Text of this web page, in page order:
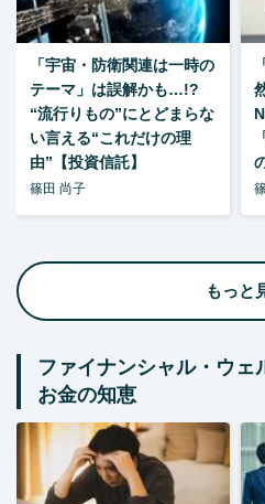
「宇宙・防衛関連は一時の
テーマ」は誤解かも…!?
“流行りもの”にとどまらな
い言える“これだけの理
由”【投資信託】
篠田 尚子
もっと
ファイナンシャル・ウェ
お金の知恵